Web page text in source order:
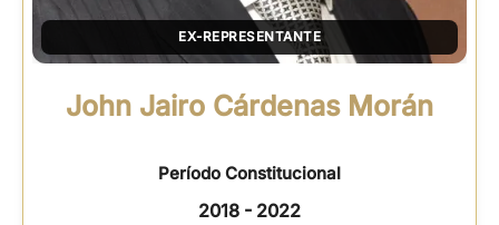
EX-REPRESENTANTE
John Jairo Cárdenas Morán
Período Constitucional
2018 - 2022